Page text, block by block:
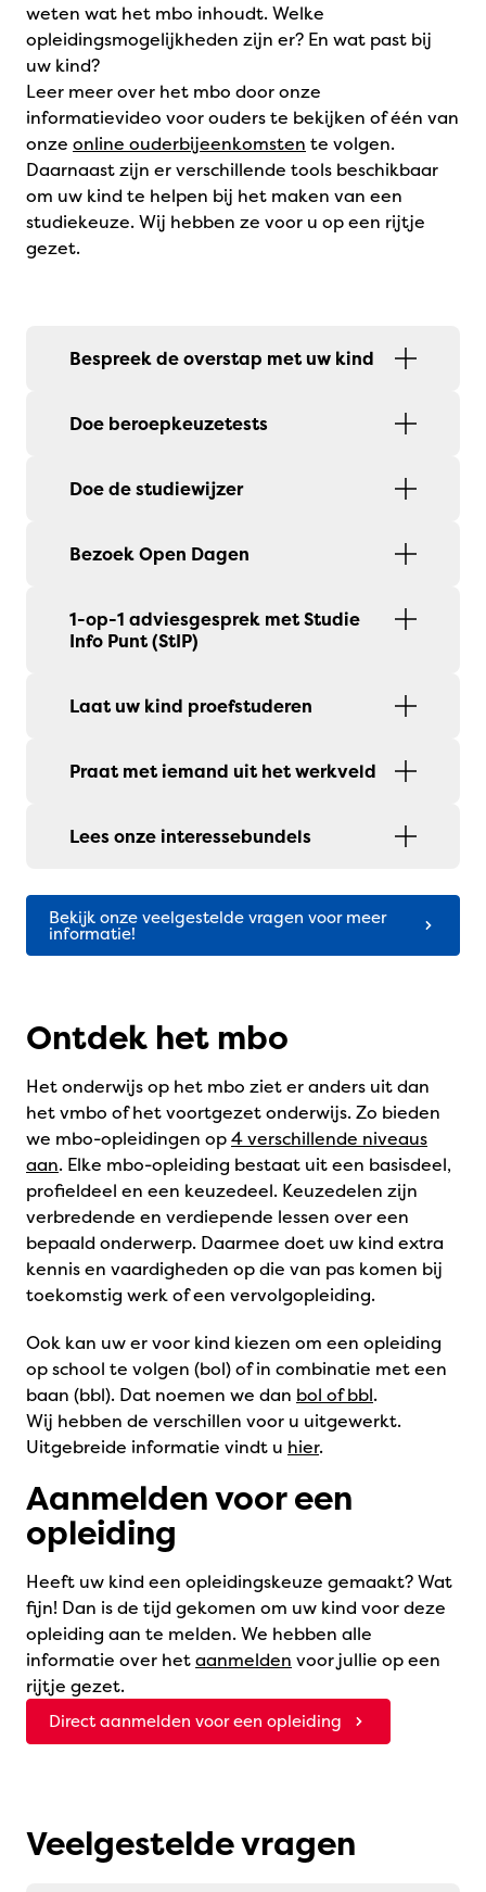
weten wat het mbo inhoudt. Welke
opleidingsmogelijkheden zijn er? En wat past bij
uw kind?
Leer meer over het mbo door onze
informatievideo voor ouders te bekijken of één van
onze online ouderbijeenkomsten te volgen.
Daarnaast zijn er verschillende tools beschikbaar
om uw kind te helpen bij het maken van een
studiekeuze. Wij hebben ze voor u op een rijtje
gezet.
Bespreek de overstap met uw kind
Doe beroepkeuzetests
Doe de studiewijzer
Bezoek Open Dagen
1-op-1 adviesgesprek met Studie
Info Punt (StIP)
Laat uw kind proefstuderen
Praat met iemand uit het werkveld
Lees onze interessebundels
Bekijk onze veelgestelde vragen voor meer
informatie!
Ontdek het mbo
Het onderwijs op het mbo ziet er anders uit dan
het vmbo of het voortgezet onderwijs. Zo bieden
we mbo-opleidingen op4 verschillende niveaus
aan. Elke mbo-opleiding bestaat uit een basisdeel,
profieldeel en een keuzedeel. Keuzedelen zijn
verbredende en verdiepende lessen over een
bepaald onderwerp. Daarmee doet uw kind extra
kennis en vaardigheden op die van pas komen bij
toekomstig werk of een vervolgopleiding.
Ook kan uw er voor kind kiezen om een opleiding
op school te volgen (bol) of in combinatie met een
baan (bbl). Dat noemen we dan bol of bbl.
Wij hebben de verschillen voor u uitgewerkt.
Uitgebreide informatie vindt u hier.
Aanmelden voor een
opleiding
Heeft uw kind een opleidingskeuze gemaakt? Wat
fijn! Dan is de tijd gekomen om uw kind voor deze
opleiding aan te melden. We hebben alle
informatie over hetaanmelden voor jullie op een
rijtje gezet.
Direct aanmelden voor een opleiding
Veelgestelde vragen